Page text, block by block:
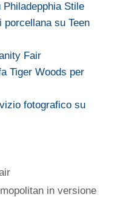
Stile
su Teen
Fair
Tiger Woods per
fotografico su
in versione